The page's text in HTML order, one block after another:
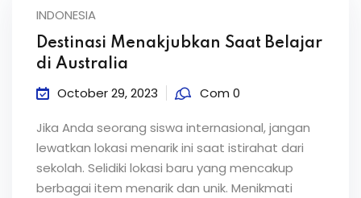
INDONESIA
Destinasi Menakjubkan Saat Belajar
di Australia
October 29, 2023 Com 0
Jika Anda seorang siswa internasional, jangan
lewatkan lokasi menarik ini saat istirahat dari
sekolah. Selidiki lokasi baru yang mencakup
berbagai item menarik dan unik. Menikmati